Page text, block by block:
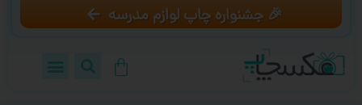
🎉 جشنواره چاپ لوازم مدرسه